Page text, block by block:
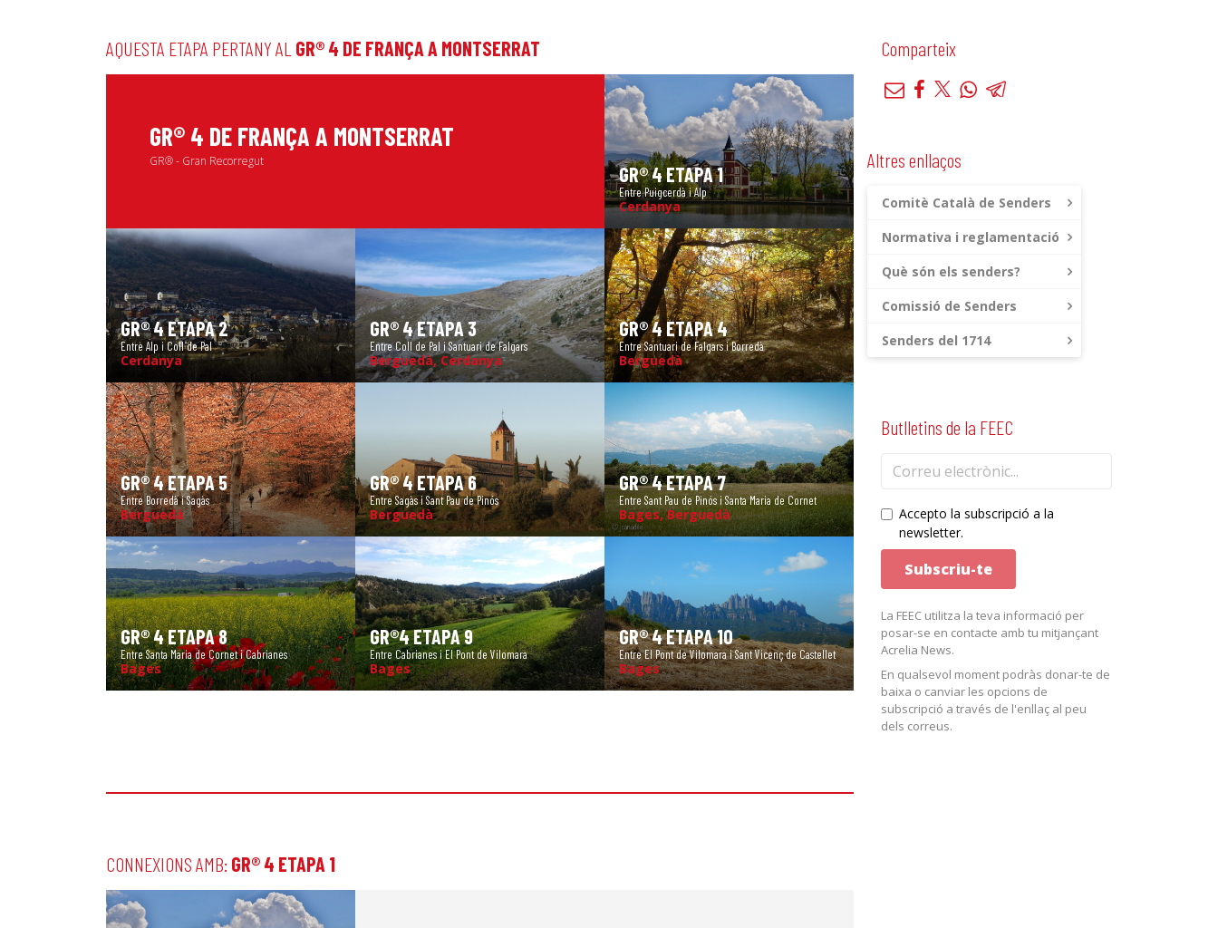
AQUESTA ETAPA PERTANY AL GR® 4 DE FRANÇA A MONTSERRAT
GR® 4 DE FRANÇA A MONTSERRAT
GR® - Gran Recorregut
GR® 4 ETAPA 1
Entre Puigcerdà i Alp
Cerdanya
GR® 4 ETAPA 2
Entre Alp i Coll de Pal
Cerdanya
GR® 4 ETAPA 3
Entre Coll de Pal i Santuari de Falgars
Berguedà, Cerdanya
GR® 4 ETAPA 4
Entre Santuari de Falgars i Borredà
Berguedà
GR® 4 ETAPA 5
Entre Borredà i Sagàs
Berguedà
GR® 4 ETAPA 6
Entre Sagàs i Sant Pau de Pinós
Berguedà
GR® 4 ETAPA 7
Entre Sant Pau de Pinós i Santa Maria de Cornet
Bages, Berguedà
GR® 4 ETAPA 8
Entre Santa Maria de Cornet i Cabrianes
Bages
GR®4 ETAPA 9
Entre Cabrianes i El Pont de Vilomara
Bages
GR® 4 ETAPA 10
Entre El Pont de Vilomara i Sant Vicenç de Castellet
Bages
CONNEXIONS AMB: GR® 4 ETAPA 1
Comparteix
Altres enllaços
Comitè Català de Senders
Normativa i reglamentació
Què són els senders?
Comissió de Senders
Senders del 1714
Butlletins de la FEEC
Accepto la subscripció a la
newsletter.
La FEEC utilitza la teva informació per
posar-se en contacte amb tu mitjançant
Acrelia News.
En qualsevol moment podràs donar-te de
baixa o canviar les opcions de
subscripció a través de l'enllaç al peu
dels correus.